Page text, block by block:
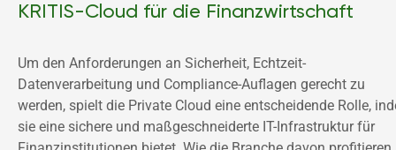
KRITIS-Cloud für die Finanzwirtschaft
Um den Anforderungen an Sicherheit, Echtzeit-
Datenverarbeitung und Compliance-Auflagen gerecht zu
werden, spielt die Private Cloud eine entscheidende Rolle,
sie eine sichere und maßgeschneiderte IT-Infrastruktur für